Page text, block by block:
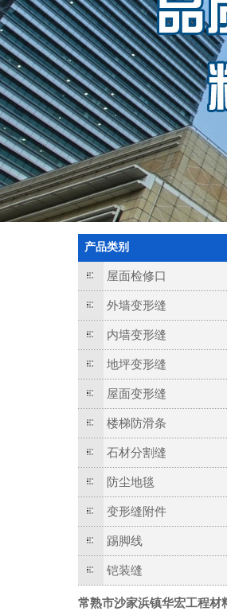
产品类别
屋面检修口
外墙变形缝
内墙变形缝
地坪变形缝
屋面变形缝
楼梯防滑条
石材分割缝
防尘地毯
变形缝附件
踢脚线
铠装缝
常熟市沙家浜镇华宏工程材